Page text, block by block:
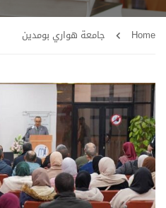
Home جامعة هواري بومدين